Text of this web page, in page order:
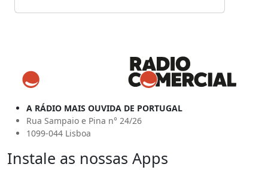
A RÁDIO MAIS OUVIDA DE PORTUGAL
Rua Sampaio e Pina n° 24/26
1099-044 Lisboa
Instale as nossas Apps